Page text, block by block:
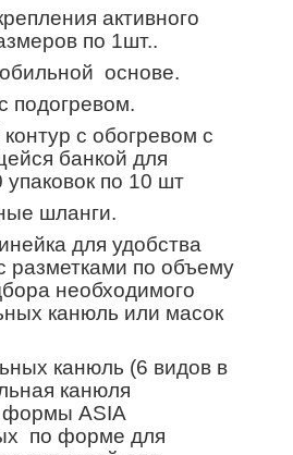
активного
по 1шт..
основе.
подогревом.
с обогревом с
банкой для
упаковок по 10 шт
шланги.
для удобства
разметками по объему
необходимого
канюль или масок
канюль (6 видов в
канюля
формы ASIA
по форме для